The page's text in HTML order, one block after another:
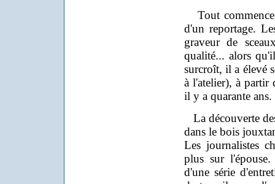
Tout
d'un reportage.
graveur de
qualité... alors
surcroît, il a élevé
à l'atelier), à partir
il y a quarante ans.
La découverte
dans le bois
Les journalistes
plus sur
d'une série